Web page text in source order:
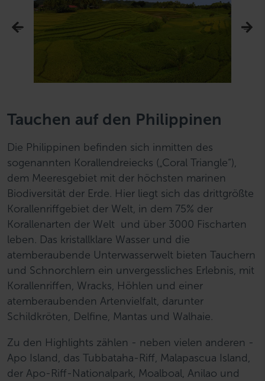
Tauchen auf den Philippinen
Die Philippinen befinden sich inmitten des
sogenannten Korallendreiecks („Coral Triangle“),
dem Meeresgebiet mit der höchsten marinen
Biodiversität der Erde. Hier liegt sich das drittgrößte
Korallenriffgebiet der Welt, in dem 75% der
Korallenarten der Welt und über 3000 Fischarten
leben. Das kristallklare Wasser und die
atemberaubende Unterwasserwelt bieten Tauchern
und Schnorchlern ein unvergessliches Erlebnis, mit
Korallenriffen, Wracks, Höhlen und einer
atemberaubenden Artenvielfalt, darunter
Schildkröten, Delfine, Mantas und Walhaie.
Zu den Highlights zählen - neben vielen anderen -
Apo Island, das Tubbataha-Riff, Malapascua Island,
der Apo-Riff-Nationalpark, Moalboal, Anilao und